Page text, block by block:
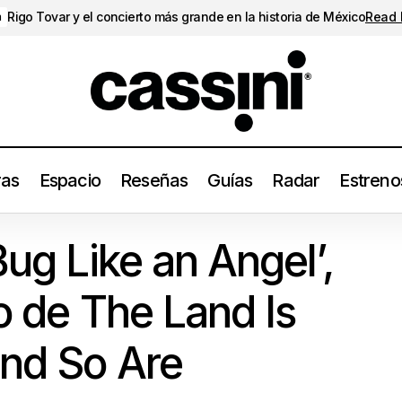
Rigo Tovar y el concierto más grande en la historia de MéxicoRead
Espacio Reseñas Guías Radar
Like an Angel’,
de The Land Is
So Are